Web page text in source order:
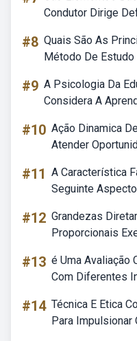
Condutor Dirige
#8 Quais São As
Método De
#9 A Psicologia Da
Considera A
#10 Ação Dinamica
Atender
#11 A Característica
Seguinte
#12 Grandezas
Proporcionais
#13 é Uma Avaliação
Com Diferentes
#14 Técnica E Etica
Para Impulsionar